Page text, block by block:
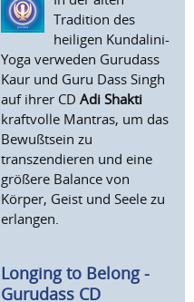
Tradition des
heiligen Kundalini-
Yoga verweden Gurudass
Kaur und Guru Dass Singh
auf ihrer CD Adi Shakti
kraftvolle Mantras, um das
Bewußtsein zu
transzendieren und eine
größere Balance von
Körper, Geist und Seele zu
erlangen.
Longing to Belong -
Gurudass CD